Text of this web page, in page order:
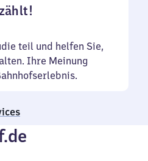
teil und helfen Sie,
Ihre Meinung